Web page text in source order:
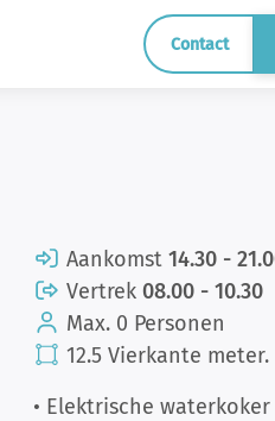
Contact
Aankomst 14.30 -
Vertrek 08.00 - 10.30
Max. 0 Personen
12.5 Vierkante meter.
• Elektrische waterkoker